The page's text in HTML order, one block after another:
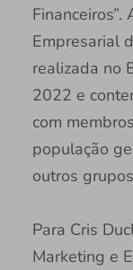
Empresarial
realizada no
2022 e
com
população
outros
Para Cris
Marketing e